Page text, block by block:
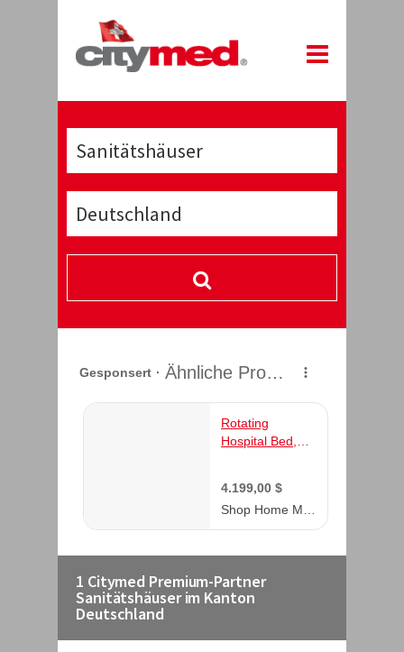
1 Citymed Premium-Partner
Sanitätshäuser im Kanton
Deutschland